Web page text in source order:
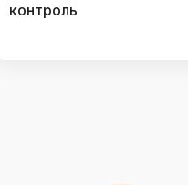
контроль